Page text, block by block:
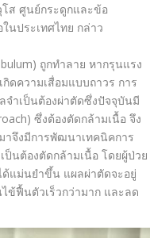
ส ศูนย์กระดูกและข้อ
นประเทศไทย กล่าว
ถูกทำลาย หากรุนแรง
ดความเสื่อมแบบถาวร การ
จำเป็นต้องผ่าตัดซึ่งปัจจุบันมี
ซึ่งต้องตัดกล้ามเนื้อ จึง
าจึงมีการพัฒนาเทคนิคการ
ป็นต้องตัดกล้ามเนื้อ โดยผู้ป่วย
แม่นยำขึ้น แผลผ่าตัดจะอยู่
ข้ฟื้นตัวเร็วกว่ามาก และลด